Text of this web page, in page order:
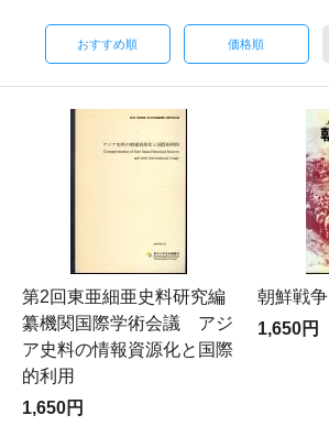
おすすめ順 価格順
第2回東亜細亜史料研究編
纂機関国際学術会議 アジ
ア史料の情報資源化と国際
的利用
1,650円
朝鮮戦
1,650円